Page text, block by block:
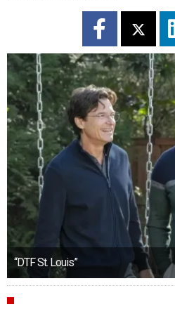
“DTF St. Louis”